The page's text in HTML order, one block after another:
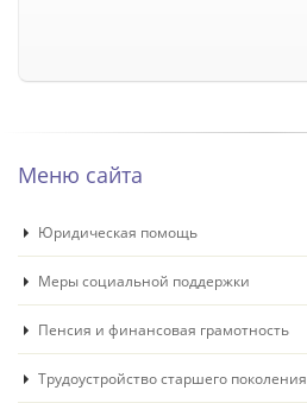
Меню сайта
Юридическая помощь
Меры социальной поддержки
Пенсия и финансовая грамотность
Трудоустройство старшего поколения